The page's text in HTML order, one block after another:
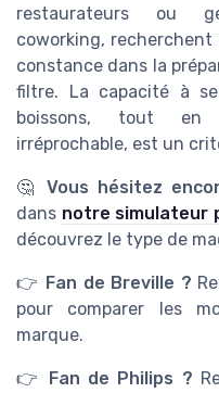
restaurateurs ou
coworking,
constance dans la
filtre. La capacité à
boissons, tout en
irréprochable, est un
🤔 Vous hésitez
dans notre simulateur
découvrez le type de
👉 Fan de Breville ?
pour comparer les
marque.
👉 Fan de Philips ?